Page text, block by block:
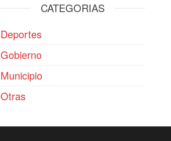
CATEGORIAS
Deportes
Gobierno
Municipio
Otras